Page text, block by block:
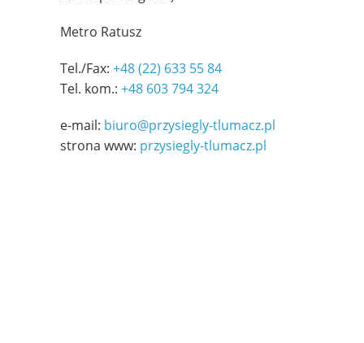
Metro Ratusz
Tel./Fax: +48 (22) 633 55 84
Tel. kom.: +48 603 794 324
e-mail: biuro@przysiegly-tlumacz.pl
strona www: przysiegly-tlumacz.pl